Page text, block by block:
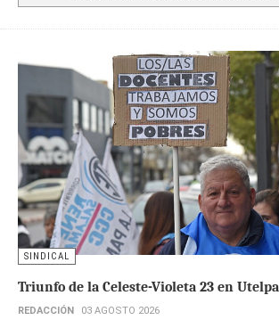
SINDICAL
Triunfo de la Celeste-Violeta 23 en Utelpa
REDACCIÓN 03 AGOSTO 2026